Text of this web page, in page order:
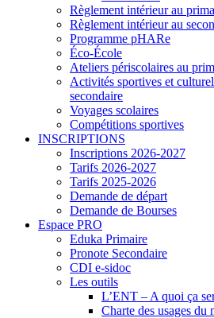
Règlement intérieur au
Règlement intérieur au
Programme pHARe
Éco-École
Ateliers périscolaires au
Activités sportives et
secondaire
Voyages scolaires
Compétitions sportives
INSCRIPTIONS
Inscriptions 2026-2027
Tarifs 2026-2027
Tarifs 2025-2026
Demande de départ
Demande de Bourses
Espace PRO
Eduka Primaire
Pronote Secondaire
CDI e-sidoc
Les outils
L’ENT – A quoi ça
Charte des usages du